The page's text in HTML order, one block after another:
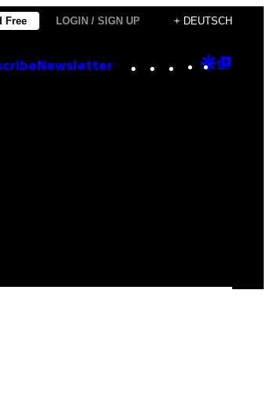
Free LOGIN / SIGN UP + DEUTSCH
Newsletter Instagram
TikTok
YouTube
Google